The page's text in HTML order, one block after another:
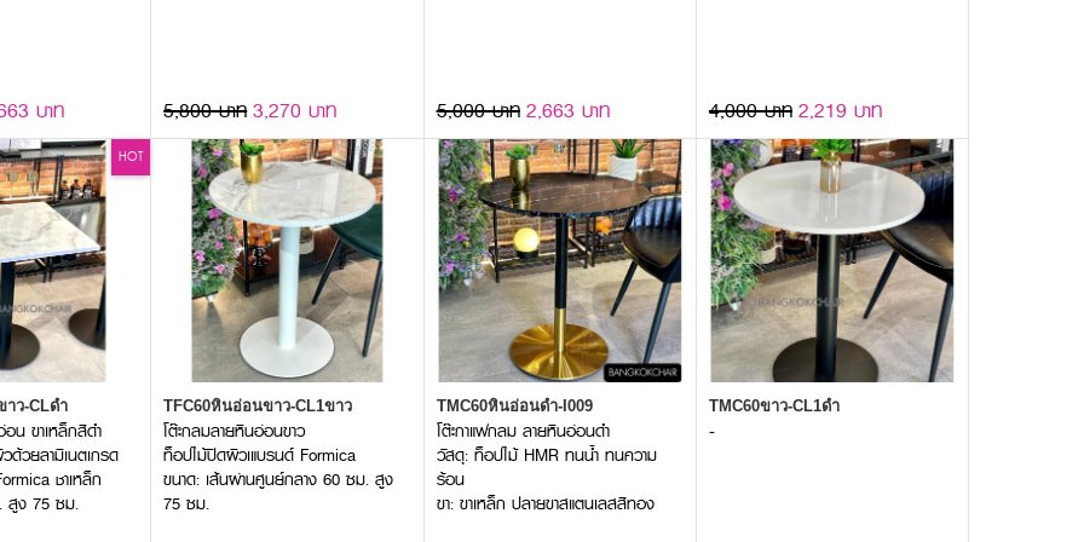
บาท 5,800 บาท3,270 บาท 5,000 บาท 2,663 บาท 4,000 บาท2,219 บาท
HOT
ว-CLดำ
อน ขาเหล็กสีดำ
วยลามิเนตเกรด
ชาเหล็ก
สูง 75 ซม.
TFC60หินอ่อนขาว-CL1ขาว
โต๊ะกลมลายหินอ่อนขาว
ท็อปไม้ปิดผิวเแบรนด์ Formica
ขนาด: เส้นผ่านศูนย์กลาง 60 ซม. สูง
75 ซม.
TMC60หินอ่อนดำ-I009
โต๊ะกาแฟกลม ลายหินอ่อนดำ
วัสดุ: ท็อปไม้ HMR ทนน้ำ ทนความ
ร้อน
ขา: ขาเหล็ก ปลายขาสแตนเลสสีทอง
TMC60ขาว-CL1ดำ
-